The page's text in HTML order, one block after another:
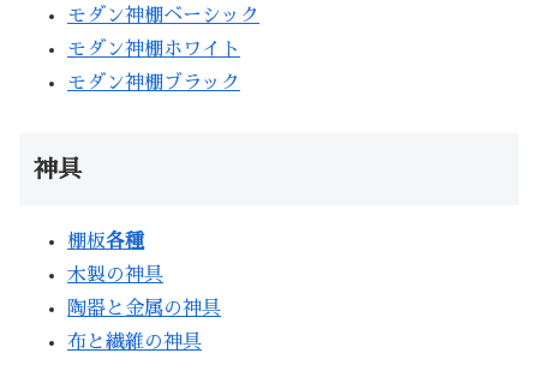
モダン神棚ベーシック
モダン神棚ホワイト
モダン神棚ブラック
神具
棚板各種
木製の神具
陶器と金属の神具
布と繊維の神具